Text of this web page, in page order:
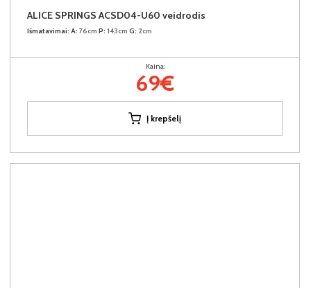
ALICE SPRINGS ACSD04-U60 veidrodis
Išmatavimai: A: 76cm P: 143cm G: 2cm
Kaina:
69€
Į krepšelį